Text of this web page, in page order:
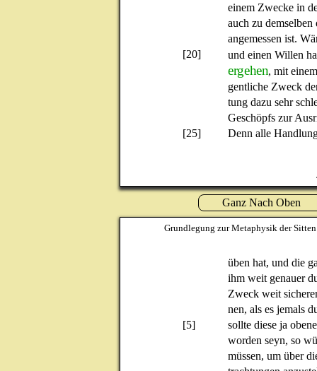
einem Zwecke in
auch zu
angemessen ist.
[20]
und einen Willen
ergehen, mit
gentliche Zweck
tung dazu sehr
Geschöpfs zur
[25]
Denn alle
Ganz Nach Oben
Grundlegung zur Metaphysik der Sitten
üben hat, und die
ihm weit genauer
Zweck weit
nen, als es jemals
[5]
sollte diese ja
worden seyn, so
müssen, um über